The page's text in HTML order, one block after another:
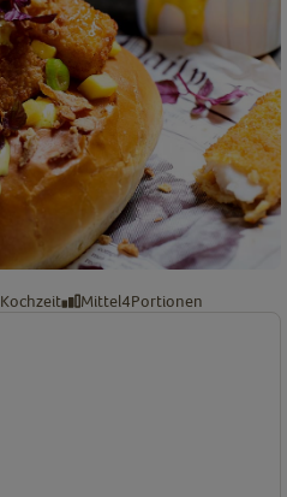
Kochzeit Mittel4Portionen